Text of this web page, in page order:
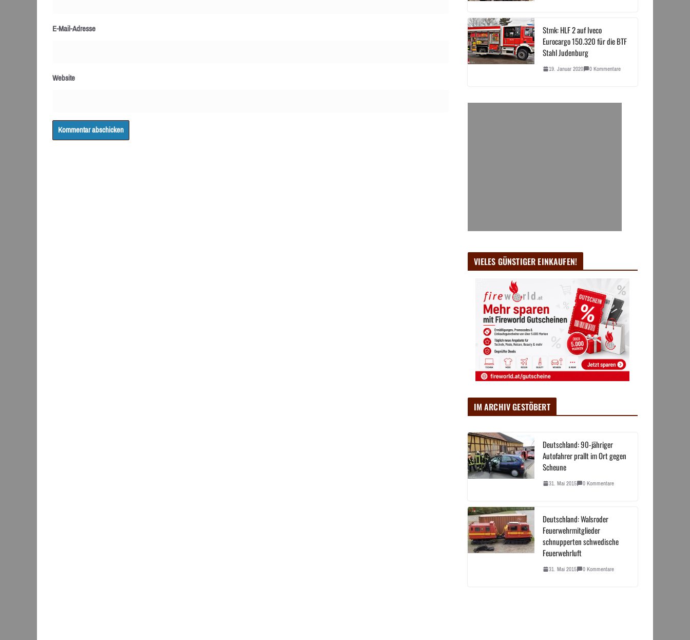
E-Mail-Adresse
Website
Stmk: HLF 2 auf Iveco
Eurocargo 150.320 für die BTF
Stahl Judenburg
19. Januar 2020 0 Kommentare
VIELES GÜNSTIGER EINKAUFEN!
IM ARCHIV GESTÖBERT
Deutschland: 90-jähriger
Autofahrer prallt im Ort gegen
Scheune
31. Mai 2015 0 Kommentare
Deutschland: Walsroder
Feuerwehrmitglieder
schnupperten schwedische
Feuerwehrluft
31. Mai 2015 0 Kommentare